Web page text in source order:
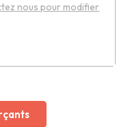
nous pour modifier